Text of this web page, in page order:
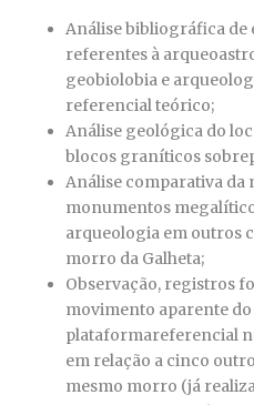
Análise bibliográfica de
referentes à
geobiolobia e
referencial teórico;
Análise geológica do
blocos graníticos
Análise comparativa da
monumentos
arqueologia em outros
morro da Galheta;
Observação, registros
movimento aparente
plataformareferencial
em relação a cinco
mesmo morro (já